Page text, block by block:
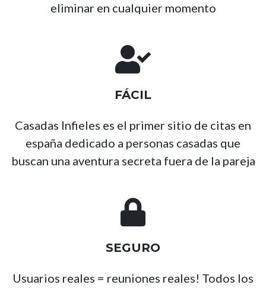
eliminar en cualquier momento
FÁCIL
Casadas Infieles es el primer sitio de citas en
españa dedicado a personas casadas que
buscan una aventura secreta fuera de la pareja
SEGURO
Usuarios reales = reuniones reales! Todos los